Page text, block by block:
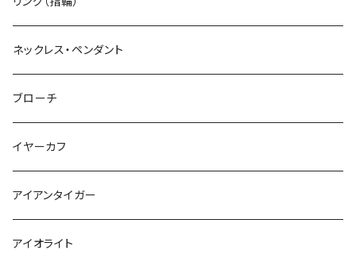
ネックレス・ペンダント
ブローチ
イヤーカフ
アイアンタイガー
アイオライト